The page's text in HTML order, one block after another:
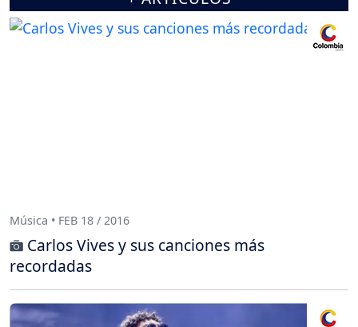
Música • FEB 18 / 2016
Carlos Vives y sus canciones más
recordadas